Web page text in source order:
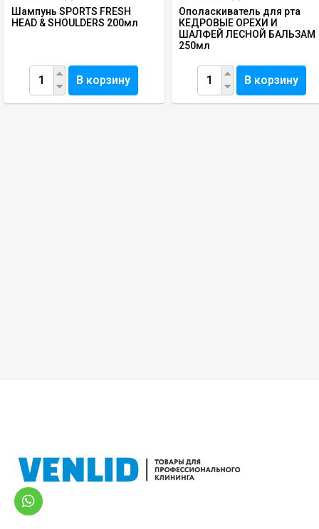
Шампунь SPORTS FRESH
HEAD & SHOULDERS 200мл
В корзину
Ополаскиватель для рта
КЕДРОВЫЕ ОРЕХИ И
ШАЛФЕЙ ЛЕСНОЙ БАЛЬЗАМ
250мл
В корзину